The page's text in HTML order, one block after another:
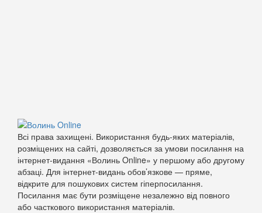
Всі права захищені. Використання будь-яких матеріалів,
розміщених на сайті, дозволяється за умови посилання на
інтернет-видання «Волинь Online» у першому або другому
абзаці. Для інтернет-видань обов’язкове — пряме,
відкрите для пошукових систем гіперпосилання.
Посилання має бути розміщене незалежно від повного
або часткового використання матеріалів.